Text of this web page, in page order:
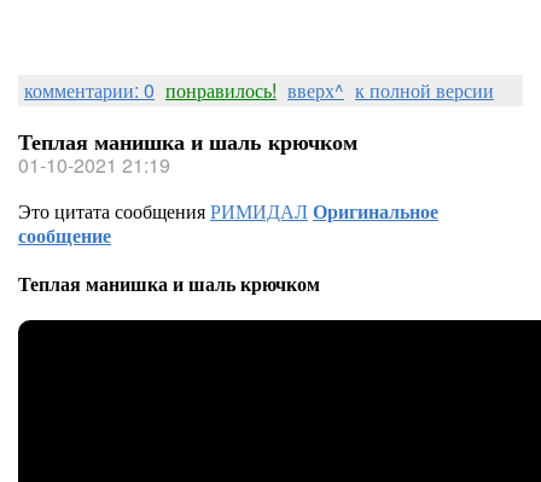
комментарии: 0 понравилось! вверх^ к полной версии
Теплая манишка и шаль крючком
01-10-2021 21:19
Это цитата сообщенияРИМИДАЛОригинальное
сообщение
Теплая манишка и шаль крючком